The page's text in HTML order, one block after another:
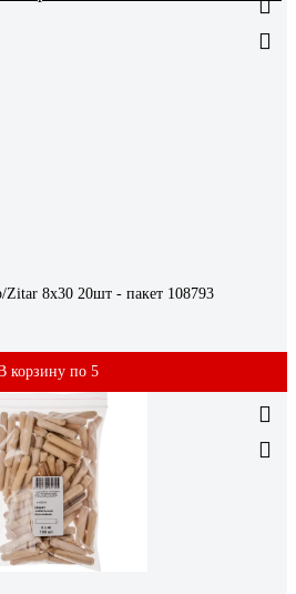
8х30 20шт - пакет 108793
корзину по 5